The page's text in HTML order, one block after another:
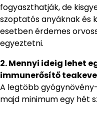
fogyaszthatják, de
szoptatós anyáknak és
esetben érdemes
egyeztetni.
2. Mennyi ideig lehet
immunerősítő
A legtöbb
majd minimum egy hét